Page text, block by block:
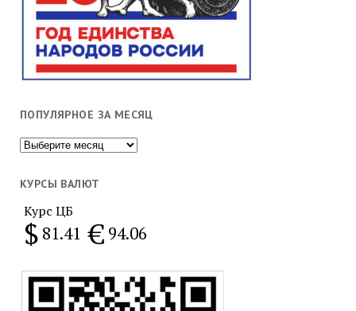
ПОПУЛЯРНОЕ ЗА МЕСЯЦ
Популярное
месяц
КУРСЫ ВАЛЮТ
Курс ЦБ
$ 81.41 € 94.06